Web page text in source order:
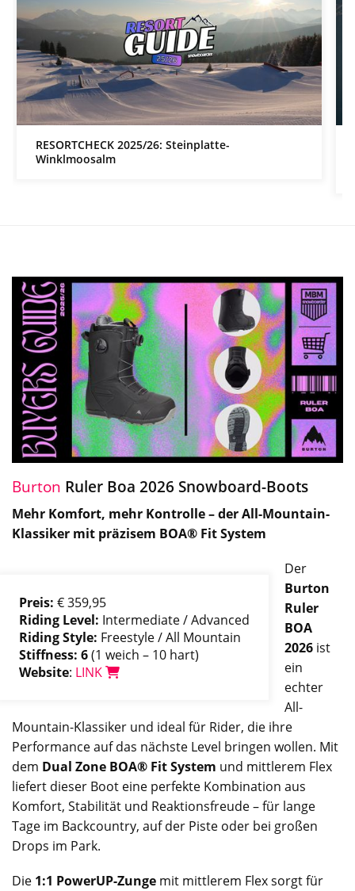
RESORTCHECK 2025/26: Steinplatte-
Winklmoosalm
Burton Ruler Boa 2026 Snowboard-Boots
Mehr Komfort, mehr Kontrolle – der All-Mountain-
Klassiker mit präzisem BOA® Fit System
Preis: € 359,95
Riding Level: Intermediate / Advanced
Riding Style: Freestyle / All Mountain
Stiffness: 6(1 weich – 10 hart)
Website: LINK
Der
Burton
Ruler
BOA
2026 ist
ein
echter
All-
Mountain-Klassiker und ideal für Rider, die ihre
Performance auf das nächste Level bringen wollen. Mit
dem Dual Zone BOA® Fit System und mittlerem Flex
liefert dieser Boot eine perfekte Kombination aus
Komfort, Stabilität und Reaktionsfreude – für lange
Tage im Backcountry, auf der Piste oder bei großen
Drops im Park.
Die 1:1 PowerUP-Zunge mit mittlerem Flex sorgt für